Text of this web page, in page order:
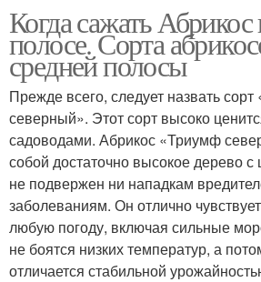
Когда сажать Абрикос
полосе. Сорта
средней полосы
Прежде всего, следует назвать
северный». Этот сорт высоко
садоводами. Абрикос «Триумф
собой достаточно высокое дерево
не подвержен ни нападкам
заболеваниям. Он отлично
любую погоду, включая сильные
не боятся низких температур, а
отличается стабильной